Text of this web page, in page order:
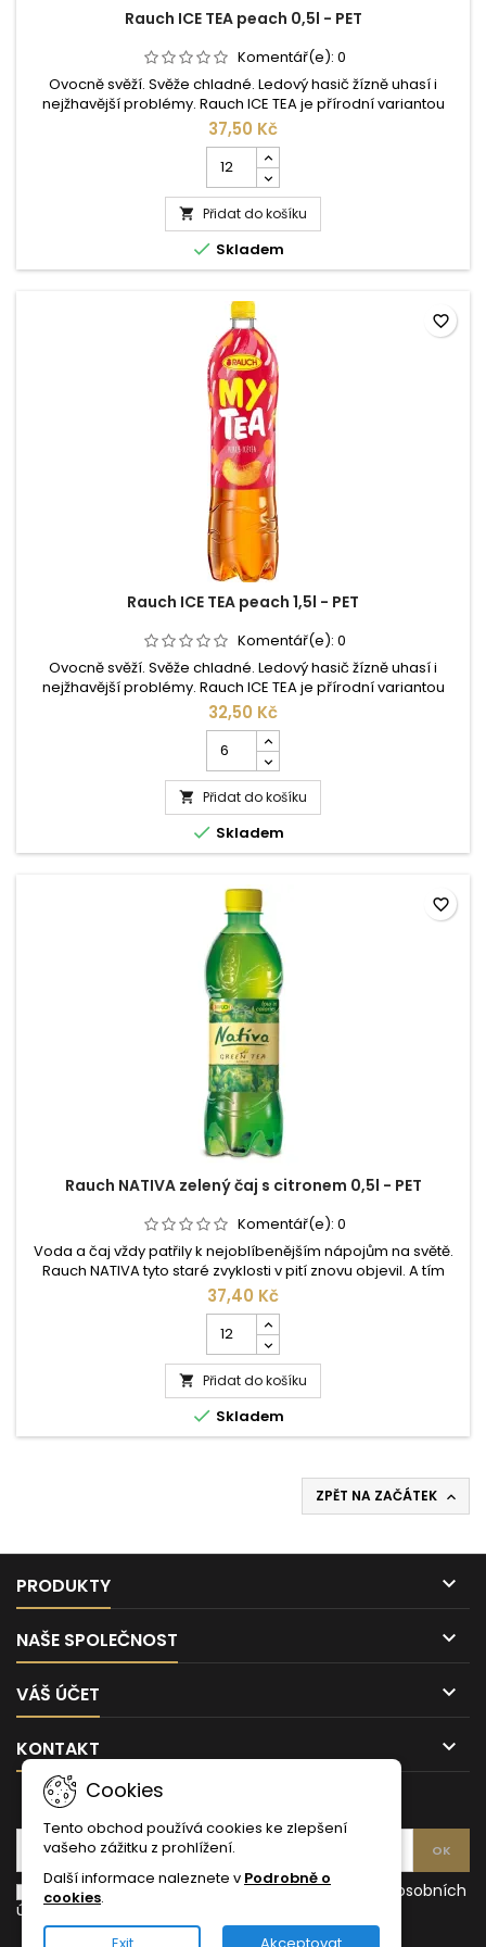
Rauch ICE TEA peach 0,5l - PET
Komentář(e): 0
Ovocně svěží. Svěže chladné. Ledový hasič žízně uhasí i
nejžhavější problémy. Rauch ICE TEA je přírodní variantou
tradičního softdrinku a limonády. Pravý čaj, pravé ovoce,
pravý Rauch. Pro Rauch ICE TEA jsou žní podle tradičního
způsobu získávány lístečky ceylonského čaje, čímž dochází k
plnému rozvinutí aromatických substancí čaje a Vám se
nabízí...
37,50 Kč
kusů
produktu
Rauch
ICE
TEA
peach
PET
 Přidat do košíku
 Skladem
Rauch ICE TEA peach 1,5l - PET
Komentář(e): 0
Ovocně svěží. Svěže chladné. Ledový hasič žízně uhasí i
nejžhavější problémy. Rauch ICE TEA je přírodní variantou
tradičního softdrinku a limonády. Pravý čaj, pravé ovoce,
pravý Rauch. Pro Rauch ICE TEA jsou žní podle tradičního
způsobu získávány lístečky ceylonského čaje, čímž dochází k
plnému rozvinutí aromatických substancí čaje a Vám se
nabízí...
32,50 Kč
kusů
produktu
Rauch
ICE
TEA
peach
PET
 Přidat do košíku
 Skladem
favorite_border
Rauch NATIVA zelený čaj s citronem 0,5l - PET
Komentář(e): 0
Voda a čaj vždy patřily k nejoblíbenějším nápojům na světě.
Rauch NATIVA tyto staré zvyklosti v pití znovu objevil. A tím
oživil novou kulturu pití. Nápoje s obsahem vody a čaje
působí díky přírodním látkám, které jsou v nich obsaženy,
pozitivně na tělo a ducha, neboť obsahují přírodní
antioxidanty. Moderní studie potvrzují jejich pozitivní vliv na
lidské...
37,40 Kč
kusů
produktu
Rauch
NATIVA
zelený
čaj
 Přidat do košíku
 Skladem
favorite_border
ZPĚT NA ZAČÁTEK 
PRODUKTY 
NAŠE SPOLEČNOST 
VÁŠ ÚČET 
KONTAKT 
Cookies
Tento obchod používá cookies ke zlepšení
vašeho zážitku z prohlížení.
Další informace naleznete v Podrobně o
cookies.
Souhlasím s podmínkami a zásadami ochrany osobních
údajů